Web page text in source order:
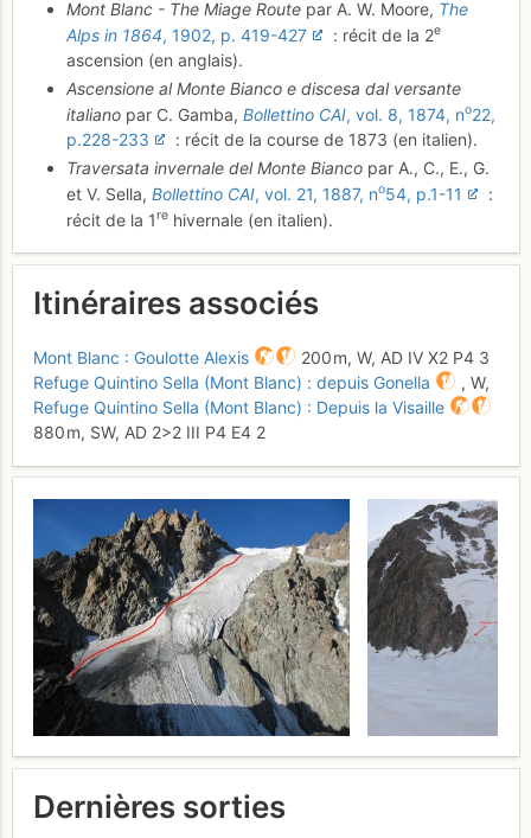
Mont Blanc - The Miage Route par A. W. Moore, The
Alps in 1864, 1902, p. 419-427 : récit de la 2e
ascension (en anglais).
Ascensione al Monte Bianco e discesa dal versante
italiano par C. Gamba, Bollettino CAI, vol. 8, 1874, no22,
p.228-233
: récit de la course de 1873 (en italien).
Traversata invernale del Monte Bianco par A., C., E., G.
et V. Sella, Bollettino CAI, vol. 21, 1887, no54, p.1-11
:
récit de la 1re hivernale (en italien).
Itinéraires associés
Mont Blanc : Goulotte Alexis 200 m, W, AD IV X2 P4 3
Refuge Quintino Sella (Mont Blanc) : depuis Gonella
, W,
Refuge Quintino Sella (Mont Blanc) : Depuis la Visaille
880 m, SW, AD 2>2 III P4 E4 2
Dernières sorties